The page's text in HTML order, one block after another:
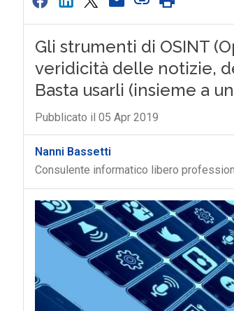
Gli strumenti di OSINT
veridicità delle notizie,
Basta usarli (insieme a
Pubblicato il 05 Apr 2019
Nanni Bassetti
Consulente informatico libero